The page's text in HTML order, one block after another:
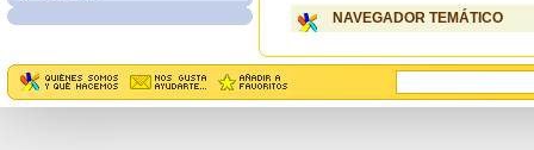
NAVEGADOR TEMÁTICO